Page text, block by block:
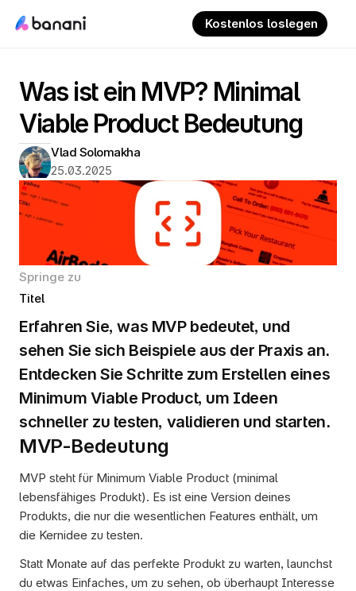
Kostenlos loslegen
Was ist ein MVP? Minimal
Viable Product Bedeutung
Vlad Solomakha
25.03.2025
Springe zu
Titel
Erfahren Sie, was MVP bedeutet, und
sehen Sie sich Beispiele aus der Praxis an.
Entdecken Sie Schritte zum Erstellen eines
Minimum Viable Product, um Ideen
schneller zu testen, validieren und starten.
MVP-Bedeutung
MVP steht für Minimum Viable Product (minimal
lebensfähiges Produkt). Es ist eine Version deines
Produkts, die nur die wesentlichen Features enthält, um
die Kernidee zu testen.
Statt Monate auf das perfekte Produkt zu warten, launchst
du etwas Einfaches, um zu sehen, ob überhaupt Interesse